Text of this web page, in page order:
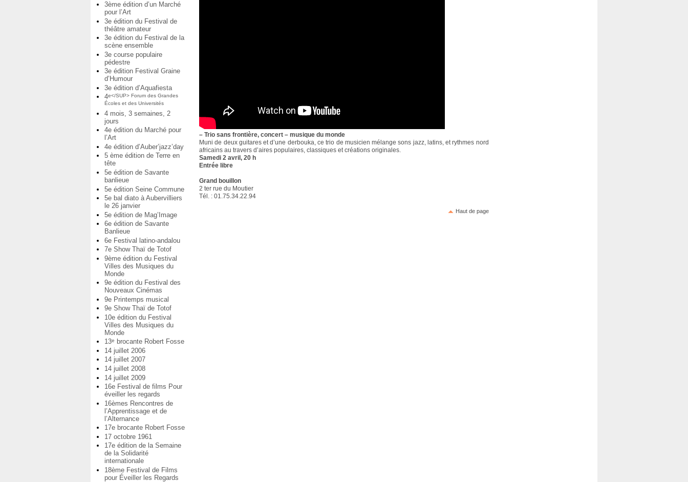
3ème édition d’un Marché
pour l’Art
3e édition du Festival de
théâtre amateur
3e édition du Festival de la
scène ensemble
3e course populaire
pédestre
3e édition Festival Graine
d’Humour
3e édition d’Aquafiesta
4e</SUP> Forum des Grandes
Écoles et des Universités
4 mois, 3 semaines, 2
jours
4e édition du Marché pour
l’Art
4e édition d’Auber’jazz’day
5 ème édition de Terre en
tête
5e édition de Savante
banlieue
5e édition Seine Commune
5e bal diato à Aubervilliers
le 26 janvier
5e édition de Mag’Image
6e édition de Savante
Banlieue
6e Festival latino-andalou
7e Show Thaï de Totof
9ème édition du Festival
Villes des Musiques du
Monde
9e édition du Festival des
Nouveaux Cinémas
9e Printemps musical
9e Show Thaï de Totof
10e édition du Festival
Villes des Musiques du
Monde
13e
brocante Robert Fosse
14 juillet 2006
14 juillet 2007
14 juillet 2008
14 juillet 2009
16e Festival de films Pour
éveiller les regards
16èmes Rencontres de
l’Apprentissage et de
l’Alternance
17e brocante Robert Fosse
17 octobre 1961
17e édition de la Semaine
de la Solidarité
internationale
18ème Festival de Films
pour Éveiller les Regards
– Trio sans frontière, concert – musique du monde
Muni de deux guitares et d’une derbouka, ce trio de musicien mélange sons jazz, latins, et rythmes nord
africains au travers d’aires populaires, classiques et créations originales.
Samedi 2 avril, 20 h
Entrée libre
Grand bouillon
2 ter rue du Moutier
Tél. : 01.75.34.22.94
Haut de page